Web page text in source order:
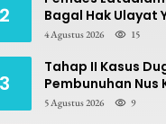
2
Bagal Hak Ulayat
Prona BPN
4 Agustus 2026 15
3
Tahap II Kasus
Pembunuhan Nus
Dilimpahkan ke PN
5 Agustus 2026 9